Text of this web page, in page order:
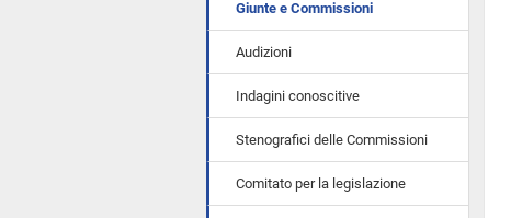
Giunte e Commissioni
Audizioni
Indagini conoscitive
Stenografici delle Commissioni
Comitato per la legislazione